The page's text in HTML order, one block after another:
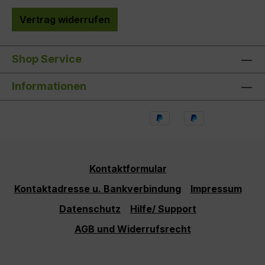
Vertrag widerrufen
Shop Service
Informationen
Kontaktformular
Kontaktadresse u. Bankverbindung
Impressum
Datenschutz
Hilfe/ Support
AGB und Widerrufsrecht